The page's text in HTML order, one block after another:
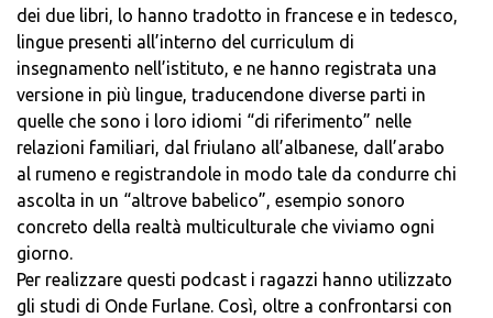
dei due libri, lo hanno tradotto in francese e in tedesco,
lingue presenti all’interno del curriculum di
insegnamento nell’istituto, e ne hanno registrata una
versione in più lingue, traducendone diverse parti in
quelle che sono i loro idiomi “di riferimento” nelle
relazioni familiari, dal friulano all’albanese, dall’arabo
al rumeno e registrandole in modo tale da condurre chi
ascolta in un “altrove babelico”, esempio sonoro
concreto della realtà multiculturale che viviamo ogni
giorno.
Per realizzare questi podcast i ragazzi hanno utilizzato
gli studi di Onde Furlane. Così, oltre a confrontarsi con